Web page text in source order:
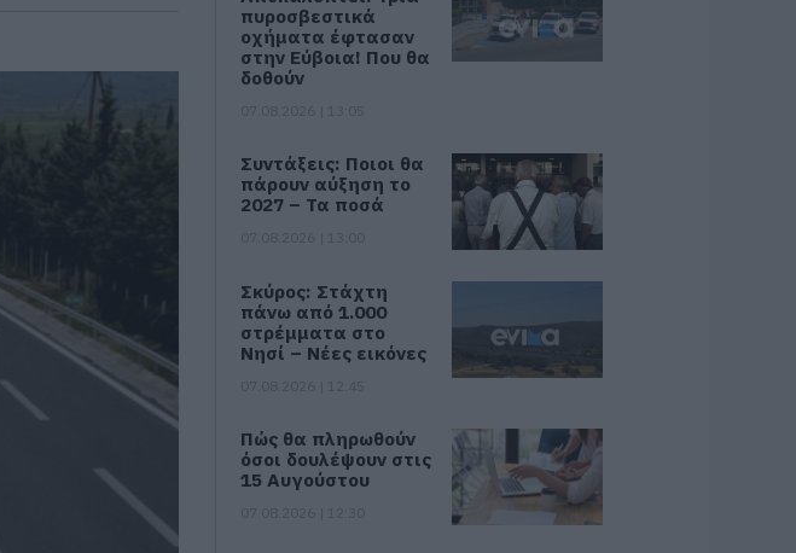
πυροσβεστικά
οχήματα έφτασαν
στην Εύβοια! Που θα
δοθούν
Συντάξεις: Ποιοι θα
πάρουν αύξηση το
2027 – Τα ποσά
Σκύρος: Στάχτη
πάνω από 1.000
στρέμματα στο
Νησί – Νέες εικόνες
Πώς θα πληρωθούν
όσοι δουλέψουν στις
15 Αυγούστου